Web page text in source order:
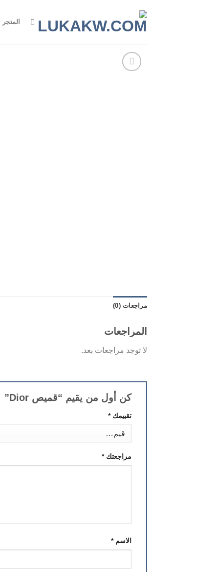
المتجر
مراجعات (0)
المراجعات
لا توجد مراجعات بعد.
كن أول من يقيم “قميص Dior”
تقييمك*
مراجعتك*
الاسم*